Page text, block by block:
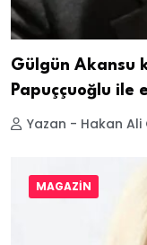
Gülgün Akansu
Papuççuoğlu ile
Yazan - Hakan Ali
MAGAZIN